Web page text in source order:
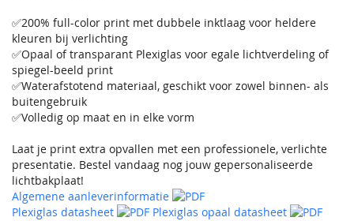
✅200% full-color print met dubbele inktlaag voor heldere
kleuren bij verlichting
✅Opaal of transparant Plexiglas voor egale lichtverdeling of
spiegel-beeld print
✅Waterafstotend materiaal, geschikt voor zowel binnen- als
buitengebruik
✅Volledig op maat en in elke vorm
Laat je print extra opvallen met een professionele, verlichte
presentatie. Bestel vandaag nog jouw gepersonaliseerde
lichtbakplaat!
Algemene aanleverinformatie
Plexiglas datasheet
Plexiglas opaal datasheet